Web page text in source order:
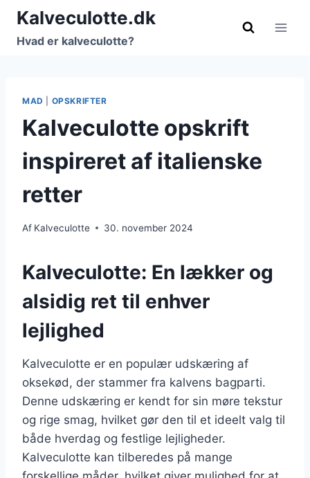
Fortsæt
indhold
Kalveculotte.dk
Hvad er kalveculotte?
MAD OPSKRIFTER
Kalveculotte opskrift
inspireret af italienske
retter
Af Kalveculotte 30. november 2024
Kalveculotte: En lækker og
alsidig ret til enhver
lejlighed
Kalveculotte er en populær udskæring af
oksekød, der stammer fra kalvens bagparti.
Denne udskæring er kendt for sin møre tekstur
og rige smag, hvilket gør den til et ideelt valg til
både hverdag og festlige lejligheder.
Kalveculotte kan tilberedes på mange